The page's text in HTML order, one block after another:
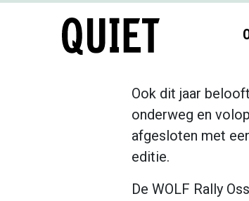
Ook dit jaar
onderweg en
afgesloten met
editie.
De WOLF Rally